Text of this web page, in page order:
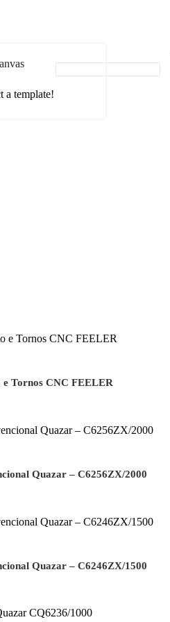
a template!
Tornos CNC FEELER
Quazar – C6256ZX/2000
Quazar – C6246ZX/1500